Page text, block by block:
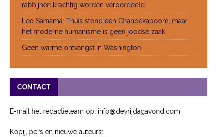
rabbijnen krachtig worden veroordeeld
Leo Samama: Thuis stond een Chanoekaboom, maar
het moderne humanisme is geen joodse zaak
Geen warme ontvangst in Washington
CONTACT
E-mail het redactieteam op: info@devrijdagavond.com
Kopij, pers en nieuwe auteurs: